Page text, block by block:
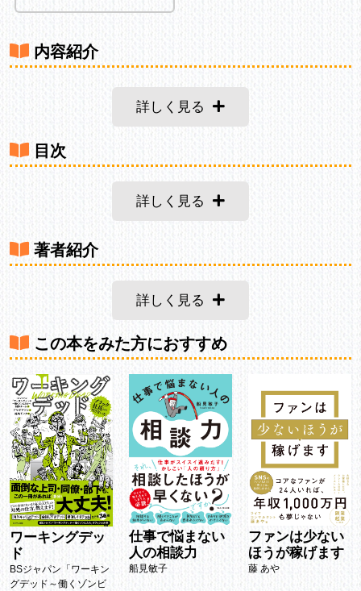
内容紹介
詳しく見る
目次
詳しく見る
著者紹介
詳しく見る
この本をみた方におすすめ
ワーキングデッ
ド
BSジャパン「ワーキン
グデッド～働くゾンビ
仕事で悩まない
人の相談力
船見敏子
ファンは少ない
ほうが稼げます
藤 あや